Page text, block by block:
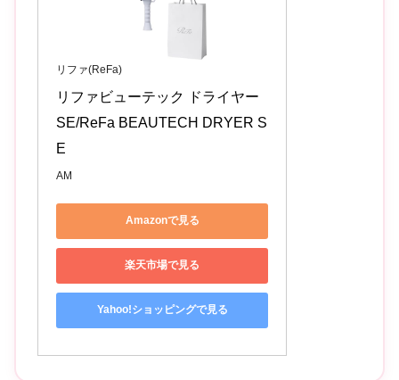
リファ(ReFa)
リファビューテック ドライヤー
SE/ReFa BEAUTECH DRYER S
E
AM
Amazonで見る
楽天市場で見る
Yahoo!ショッピングで見る